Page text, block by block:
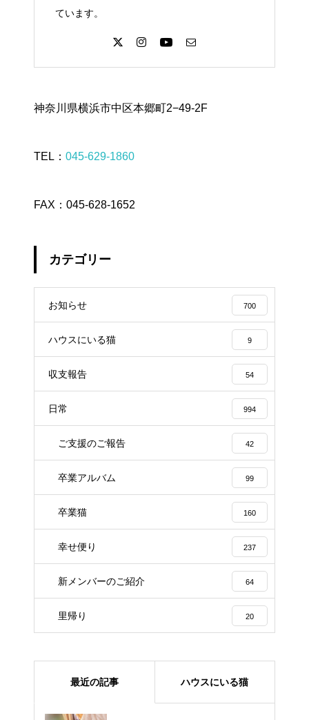
ています。
神奈川県横浜市中区本郷町2−49-2F
TEL： 045-629-1860
FAX：045-628-1652
カテゴリー
お知らせ 700
ハウスにいる猫 9
収支報告 54
日常 994
ご支援のご報告 42
卒業アルバム 99
卒業猫 160
幸せ便り 237
新メンバーのご紹介 64
里帰り 20
最近の記事 ハウスにいる猫